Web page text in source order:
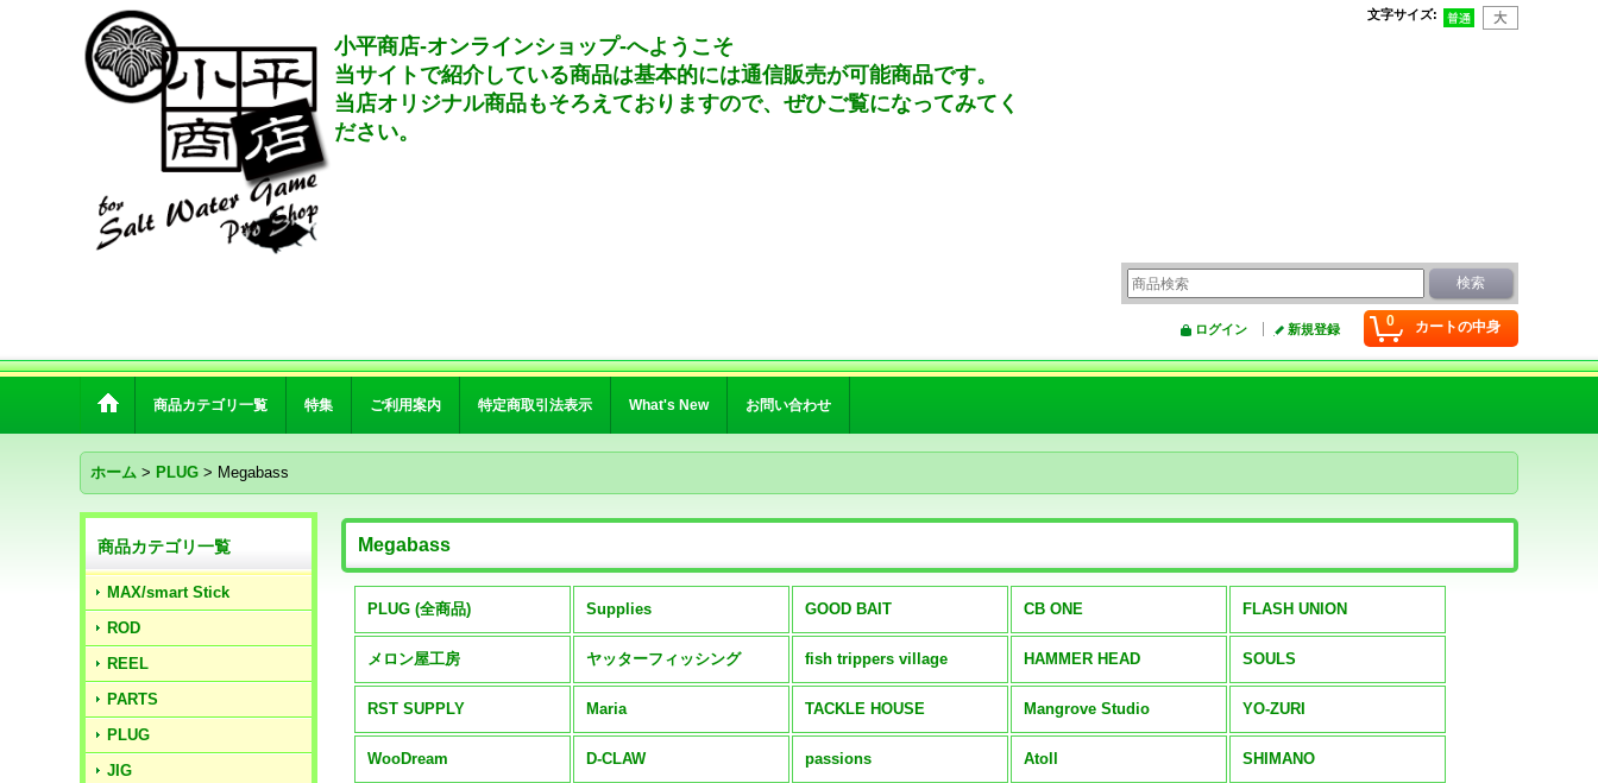
小平商店-オンラインショップ-へようこそ
当サイトで紹介している商品は基本的には通信販売が可能商品です。
当店オリジナル商品もそろえておりますので、ぜひご覧になってみてく
ださい。
文字サイズ:
0 カートの中身
ログイン 新規登録
商品カテゴリ一覧 特集 ご利用案内 特定商取引法表示 What's New お問い合わせ
ホーム > PLUG > Megabass
商品カテゴリ一覧
MAX/smart Stick
ROD
REEL
PARTS
PLUG
JIG
Megabass
PLUG (全商品) Supplies GOOD BAIT CB ONE FLASH UNION
メロン屋工房 ヤッターフィッシング fish trippers village HAMMER HEAD SOULS
RST SUPPLY Maria TACKLE HOUSE Mangrove Studio YO-ZURI
WooDream D-CLAW passions Atoll SHIMANO